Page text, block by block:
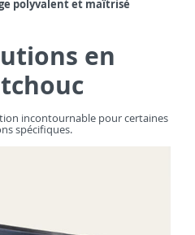
polyvalent et maîtrisé
en
incontournable pour certaines
spécifiques.